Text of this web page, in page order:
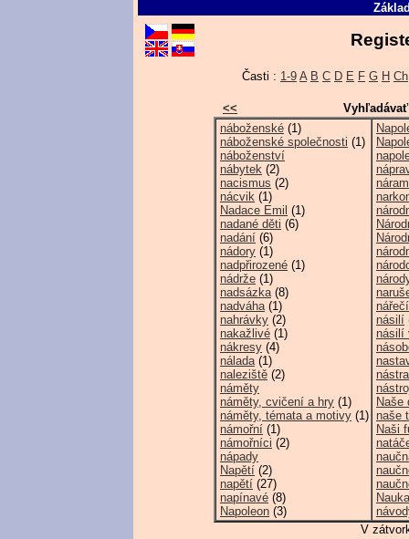
Časti : 1-9 A B C D E F G H Ch
<<
náboženské (1)
náboženské společnosti (1)
náboženství
nábytek (2)
nacismus (2)
nácvik (1)
Nadace Emil (1)
nadané děti (6)
nadání (6)
nádory (1)
nadpřirozené (1)
nádrže (1)
nadsázka(8)
nadváha(1)
nahrávky (2)
nakažlivé (1)
nákresy (4)
nálada(1)
naleziště (2)
náměty
náměty, cvičení a hry (1)
náměty, témata a motivy (1)
námořní (1)
námořníci (2)
nápady
Napětí (2)
napětí (27)
napínavé (8)
Napoleon (3)
nářečí
násilí
násilí
Naše
naše
Naši
Nauka
V